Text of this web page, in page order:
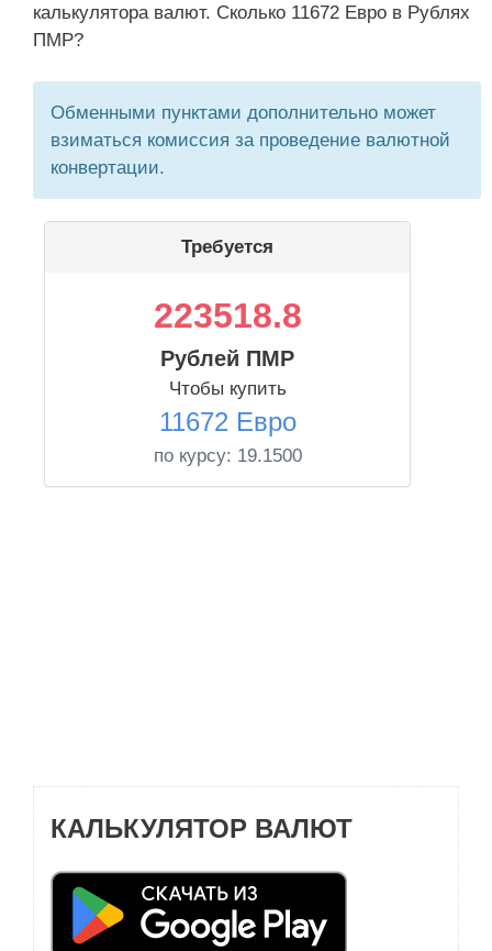
калькулятора валют. Сколько 11672 Евро в Рублях
ПМР?
Обменными пунктами дополнительно может
взиматься комиссия за проведение валютной
конвертации.
Требуется
223518.8
Рублей ПМР
Чтобы купить
11672 Евро
по курсу: 19.1500
КАЛЬКУЛЯТОР ВАЛЮТ